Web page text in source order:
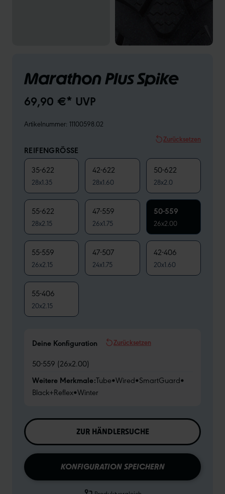
Marathon Plus Spike
69,90 €* UVP
Artikelnummer: 11100598.02
Zurücksetzen
REIFENGRÖSSE
35-622
28x1.35
42-622
28x1.60
50-622
28x2.0
55-622
28x2.15
47-559
26x1.75
50-559
26x2.00
55-559
26x2.15
47-507
24x1.75
42-406
20x1.60
55-406
20x2.15
Deine Konfiguration Zurücksetzen
50-559 (26x2.00)
Weitere Merkmale:Tube•Wired•SmartGuard•
Black+Reflex•Winter
ZUR HÄNDLERSUCHE
KONFIGURATION SPEICHERN